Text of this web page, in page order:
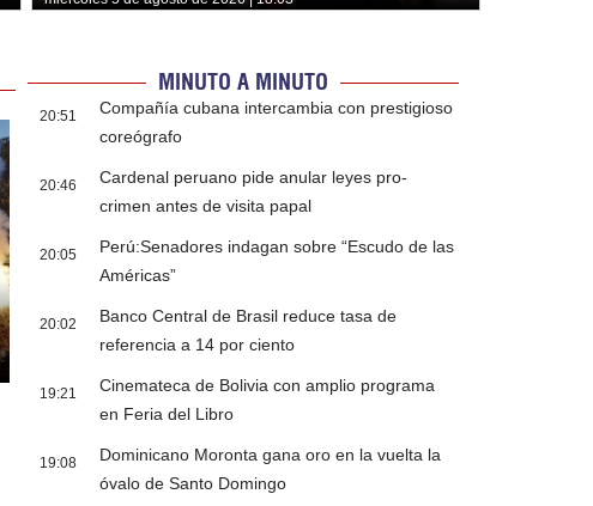
MINUTO A MINUTO
20:51
Compañía cubana intercambia con prestigioso
coreógrafo
20:46
Cardenal peruano pide anular leyes pro-
crimen antes de visita papal
20:05
Perú:Senadores indagan sobre “Escudo de las
Américas”
20:02
Banco Central de Brasil reduce tasa de
referencia a 14 por ciento
19:21
Cinemateca de Bolivia con amplio programa
en Feria del Libro
19:08
Dominicano Moronta gana oro en la vuelta la
óvalo de Santo Domingo